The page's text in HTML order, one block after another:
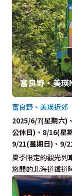
富良野・美
夏季限定的觀光列
悠閒的北海道鐵道
富良野、美瑛近郊
2025/6/7(星期六)
公休日)、8/16(星
9/21(星期日)、9/